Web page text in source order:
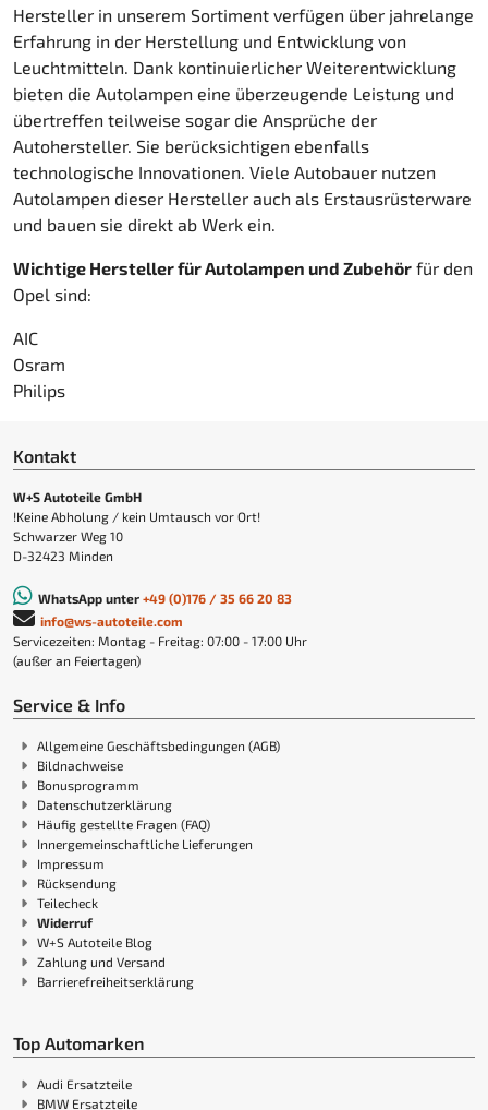
Hersteller in unserem Sortiment verfügen über jahrelange
Erfahrung in der Herstellung und Entwicklung von
Leuchtmitteln. Dank kontinuierlicher Weiterentwicklung
bieten die Autolampen eine überzeugende Leistung und
übertreffen teilweise sogar die Ansprüche der
Autohersteller. Sie berücksichtigen ebenfalls
technologische Innovationen. Viele Autobauer nutzen
Autolampen dieser Hersteller auch als Erstausrüsterware
und bauen sie direkt ab Werk ein.
Wichtige Hersteller für Autolampen und Zubehör für den
Opel sind:
AIC
Osram
Philips
Kontakt
W+S Autoteile GmbH
!Keine Abholung / kein Umtausch vor Ort!
Schwarzer Weg 10
D-32423 Minden
WhatsApp unter +49 (0)176 / 35 66 20 83
info@ws-autoteile.com
Servicezeiten: Montag - Freitag: 07:00 - 17:00 Uhr
(außer an Feiertagen)
Service & Info
Allgemeine Geschäftsbedingungen (AGB)
Bildnachweise
Bonusprogramm
Datenschutzerklärung
Häufig gestellte Fragen (FAQ)
Innergemeinschaftliche Lieferungen
Impressum
Rücksendung
Teilecheck
Widerruf
W+S Autoteile Blog
Zahlung und Versand
Barrierefreiheitserklärung
Top Automarken
Audi Ersatzteile
BMW Ersatzteile